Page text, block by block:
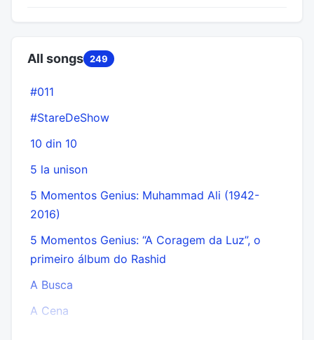
All songs 249
#011
#StareDeShow
10 din 10
5 la unison
5 Momentos Genius: Muhammad Ali (1942-
2016)
5 Momentos Genius: “A Coragem da Luz”, o
primeiro álbum do Rashid
A Busca
A Cena